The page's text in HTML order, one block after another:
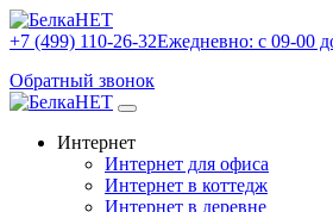
+7 (499) 110-26-32Ежедневно: с 09-00
Обратный звонок
Интернет
Интернет для офиса
Интернет в коттедж
Интернет в деревне